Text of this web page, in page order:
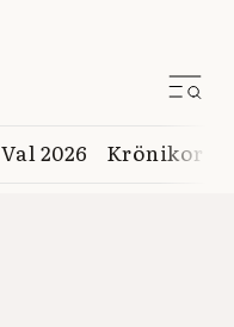
Val 2026 Krönikor